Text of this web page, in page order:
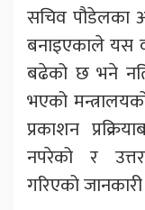
सचिव पौडेलका
बनाइएकाले यस
बढेको छ भने
भएको
प्रकाशन
नपरेको र
गरिएको जानकारी